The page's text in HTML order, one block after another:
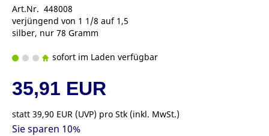
Art.Nr. 448008
verjüngend von 1 1/8 auf 1,5
silber, nur 78 Gramm
sofort im Laden verfügbar
35,91 EUR
statt 39,90 EUR (UVP) pro Stk (inkl. MwSt.)
Sie sparen 10%